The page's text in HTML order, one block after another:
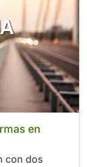
en
con dos